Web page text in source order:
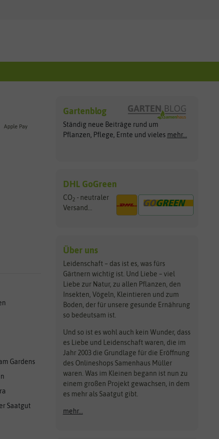
Apple Pay
Gardens
Saatgut
Gartenblog
Ständig neue Beiträge rund um
Pflanzen, Pflege, Ernte und vieles mehr...
DHL GoGreen
CO2 - neutraler
Versand...
Über uns
Leidenschaft – das ist es, was fürs
Gärtnern wichtig ist. Und Liebe – viel
Liebe zur Natur, zu allen Pflanzen, den
Insekten, Vögeln, Kleintieren und zum
Boden, der für unsere gesunde Ernährung
so bedeutsam ist.
Und so ist es wohl auch kein Wunder, dass
es Liebe und Leidenschaft waren, die im
Jahr 2003 die Grundlage für die Eröffnung
des Onlineshops Samenhaus Müller
waren. Was im Kleinen begann ist nun zu
einem großen Projekt gewachsen, in dem
es mehr als Saatgut gibt.
mehr...